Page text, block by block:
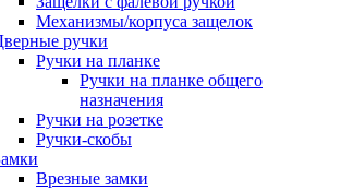
Механизмы/корпуса защелок
ручки
Ручки на планке
Ручки на планке общего
назначения
Ручки на розетке
Ручки-скобы
Врезные замки